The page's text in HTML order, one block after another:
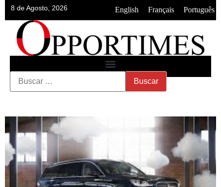
8 de Agosto, 2026 English Français Português